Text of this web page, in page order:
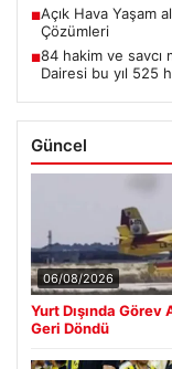
■Açık Hava Yaşam
Çözümleri
■84 hakim ve savcı
Dairesi bu yıl 525
Güncel
06/08/2026
Yurt Dışında Görev
Geri Döndü